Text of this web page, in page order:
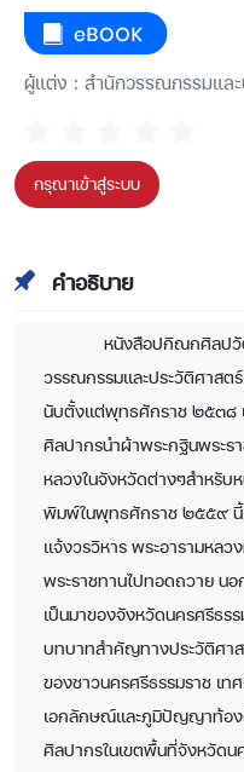
ผู้แต่ง : สำนักวรรณกรรมและ
กรุณาเข้าสู่ระบบ
คำอธิบาย
หนังสือปกิณกศิลปวั
วรรณกรรมและประวัติศาสต
นับตั้งแต่พุทธศักราช ๒๕๓๘ เ
ศิลปากรนำผ้าพระกฐินพระร
หลวงในจังหวัดต่างๆสำหรั
พิมพ์ในพุทธศักราช ๒๕๕๙ นี้
แจ้งวรวิหาร พระอารามหล
พระราชทานไปทอดถวาย น
เป็นมาของจังหวัดนครศรีธร
บทบาทสำคัญทางประวัติศา
ของชาวนครศรีธรรมราช เ
เอกลักษณ์และภูมิปัญญาท้อ
ศิลปากรในเขตพื้นที่จังหวัดน